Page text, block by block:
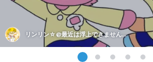
リンリン☆@最近は浮上できません…